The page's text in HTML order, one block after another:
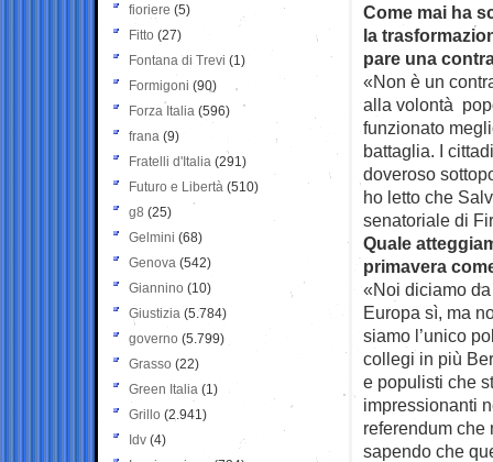
Come mai ha
la
pare una
«Non è un
alla volontà
funzionato
battaglia. I
doveroso
ho letto che
senatoriale di
Quale
primavera
«Noi diciamo
Europa sì, ma
siamo l’unico
collegi in più
e populisti che
impressionanti
referendum che
sapendo che
fioriere (5)
Fitto (27)
Fontana di Trevi (1)
Formigoni (90)
Forza Italia (596)
frana (9)
Fratelli d'Italia (291)
Futuro e Libertà (510)
g8 (25)
Gelmini (68)
Genova (542)
Giannino (10)
Giustizia (5.784)
governo (5.799)
Grasso (22)
Green Italia (1)
Grillo (2.941)
Idv (4)